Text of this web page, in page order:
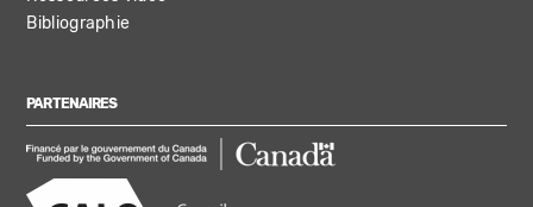
Bibliographie
PARTENAIRES